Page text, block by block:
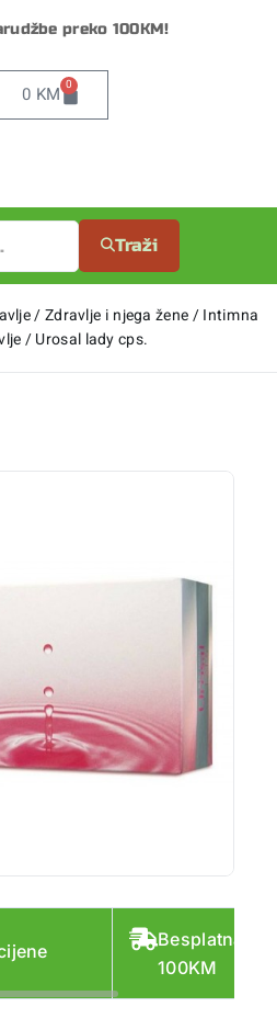
preko 100KM!
0 KM 0
Traži
/Zdravlje i njega žene/Intimna
/Urosal lady cps.
Besplatna
100KM